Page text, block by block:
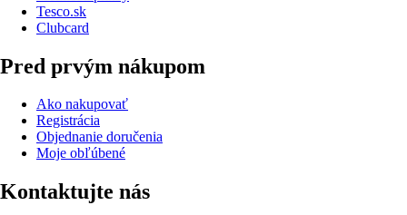
Tesco.sk
Clubcard
Pred prvým nákupom
Ako nakupovať
Registrácia
Objednanie doručenia
Moje obľúbené
Kontaktujte nás